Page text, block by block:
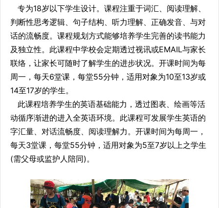
专为18岁以下学生设计。课程注重于词汇、阅读理解、
判断性思考逻辑、句子结构、听力理解、正确发音、与对
话的流畅度。课程规划方式能够培养学生完善的读书能力
及独立性。此课程中学校会定期透过视讯或EMAIL与家长
联络，让家长可随时了解学生的进步状况。开课时间为每
周一，每天6堂课，每堂55分钟，适用对象为10至13岁或
14至17岁的学生。
此课程培养学生的英语基础能力，透过图表、绘画等活
动循序渐进的进入全英语环境。此课程可发展学生英语的
字汇量、对话流畅度、阅读理解力。开课时间为每周一，
每天3堂课，每堂55分钟，适用对象为5至7岁以上之学生
(需父母或监护人陪同)。